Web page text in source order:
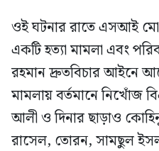
ওই ঘটনার রাতে এসআই
একটি হত্যা মামলা এবং
রহমান দ্রুতবিচার আইনে
মামলায় বর্তমানে নিখোঁজ
আলী ও দিনার ছাড়াও
রাসেল, তোরন, সামছুল